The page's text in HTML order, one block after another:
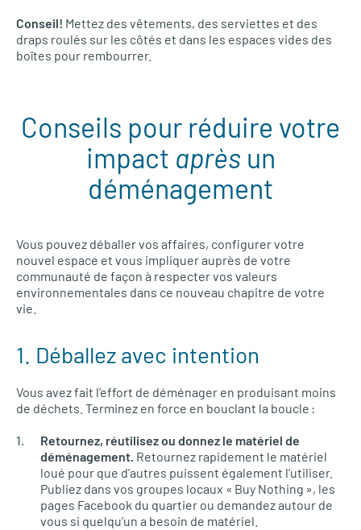
Conseil! Mettez des vêtements, des serviettes et des
draps roulés sur les côtés et dans les espaces vides des
boîtes pour rembourrer.
Conseils pour réduire votre
impact après un
déménagement
Vous pouvez déballer vos affaires, configurer votre
nouvel espace et vous impliquer auprès de votre
communauté de façon à respecter vos valeurs
environnementales dans ce nouveau chapitre de votre
vie.
1. Déballez avec intention
Vous avez fait l’effort de déménager en produisant moins
de déchets. Terminez en force en bouclant la boucle :
Retournez, réutilisez ou donnez le matériel de
déménagement. Retournez rapidement le matériel
loué pour que d’autres puissent également l’utiliser.
Publiez dans vos groupes locaux « Buy Nothing », les
pages Facebook du quartier ou demandez autour de
vous si quelqu’un a besoin de matériel.